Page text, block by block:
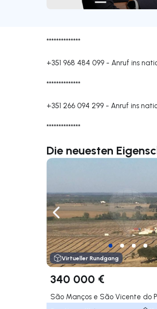
**************
+351 968 484 099 - Anruf ins
**************
+351 266 094 299 - Anruf ins
**************
Die neuesten
Nach links navigieren
Virtueller Rundgang
340 000 €
São Manços e São Vicente do